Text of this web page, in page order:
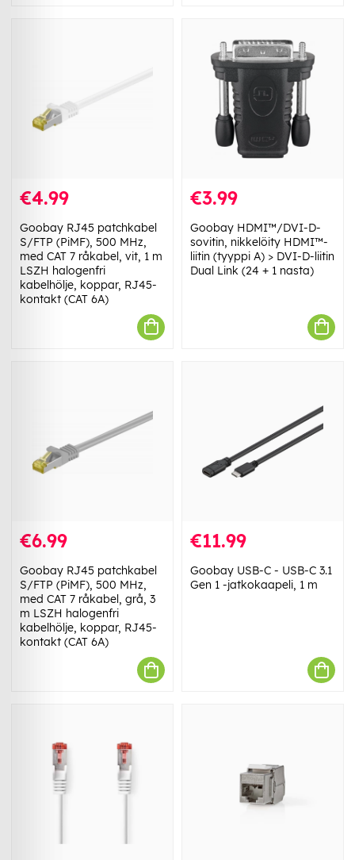
€4.99
Goobay RJ45 patchkabel
S/FTP (PiMF), 500 MHz,
med CAT 7 råkabel, vit, 1 m
LSZH halogenfri
kabelhölje, koppar, RJ45-
kontakt (CAT 6A)
€3.99
Goobay HDMI™/DVI-D-
sovitin, nikkelöity HDMI™-
liitin (tyyppi A) > DVI-D-liitin
Dual Link (24 + 1 nasta)
€6.99
Goobay RJ45 patchkabel
S/FTP (PiMF), 500 MHz,
med CAT 7 råkabel, grå, 3
m LSZH halogenfri
kabelhölje, koppar, RJ45-
kontakt (CAT 6A)
€11.99
Goobay USB-C - USB-C 3.1
Gen 1 -jatkokaapeli, 1 m